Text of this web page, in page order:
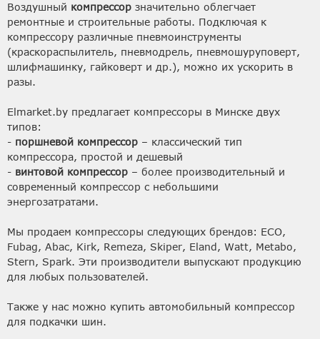
Воздушный компрессор значительно облегчает
ремонтные и строительные работы. Подключая к
компрессору различные пневмоинструменты
(краскораспылитель, пневмодрель, пневмошуруповерт,
шлифмашинку, гайковерт и др.), можно их ускорить в
разы.
Elmarket.by предлагает компрессоры в Минске двух
типов:
- поршневой компрессор – классический тип
компрессора, простой и дешевый
- винтовой компрессор – более производительный и
современный компрессор с небольшими
энергозатратами.
Мы продаем компрессоры следующих брендов: ECO,
Fubag, Abac, Kirk, Remeza, Skiper, Eland, Watt, Metabo,
Stern, Spark. Эти производители выпускают продукцию
для любых пользователей.
Также у нас можно купить автомобильный компрессор
для подкачки шин.